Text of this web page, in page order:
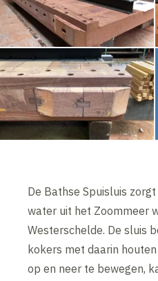
De Bathse Spuisluis
water uit het Zoommeer
Westerschelde. De sluis
kokers met daarin
op en neer te bewegen,